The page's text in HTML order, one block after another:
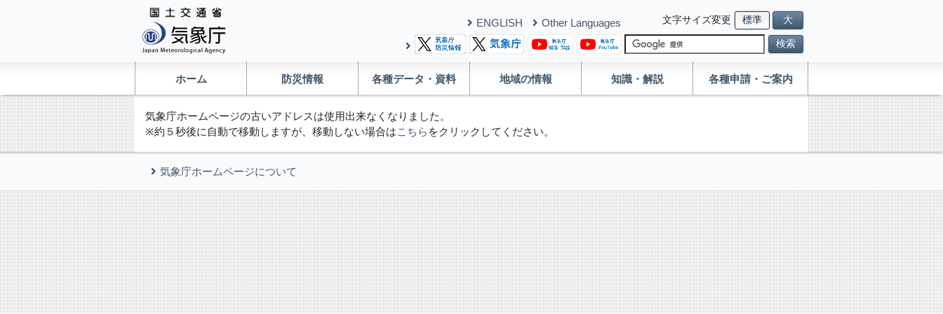
ENGLISH Other Languages 文字サイズ変更 標準 大
検索
ホーム 防災情報 各種データ・資料 地域の情報 知識・解説 各種申請・ご案内
気象庁ホームページの古いアドレスは使用出来なくなりました。
※約５秒後に自動で移動しますが、移動しない場合はこちら をクリックしてください。
気象庁ホームページについて